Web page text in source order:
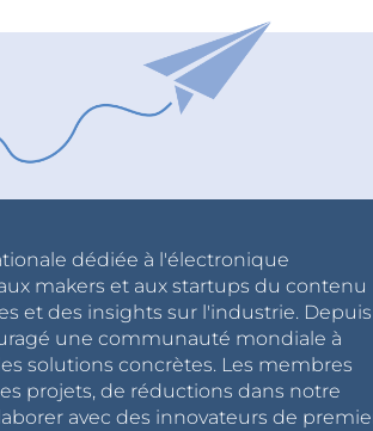
dédiée à l'électronique
makers et aux startups du contenu
et des insights sur l'industrie. Depuis
une communauté mondiale à
solutions concrètes. Les membres
projets, de réductions dans notre
avec des innovateurs de